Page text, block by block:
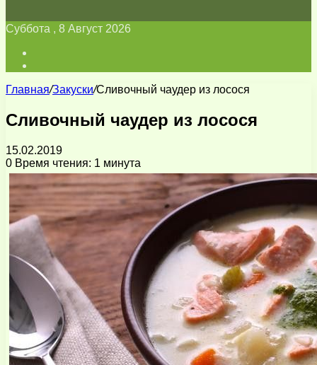
Суббота , 8 Август 2026
Главная/Закуски/Сливочный чаудер из лосося
Сливочный чаудер из лосося
15.02.2019
0 Время чтения: 1 минута